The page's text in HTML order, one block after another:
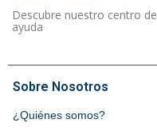
Descubre nuestro centro de
ayuda
Sobre Nosotros
¿Quiénes somos?